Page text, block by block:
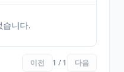
습니다.
이전 1 / 1 다음